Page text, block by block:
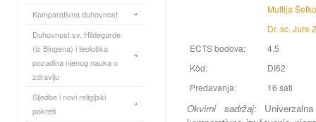
Muftija
Dr. sc. Jure
ECTS bodova:
4.5
Kôd:
DI62
Predavanja:
16 sati
Okvirni sadržaj:
Komparativna duhovnost
Duhovnost sv. Hildegarde
(iz Bingena) i teološka
pozadina njenog nauka o
zdravlju
Sljedbe i novi religijski
pokreti